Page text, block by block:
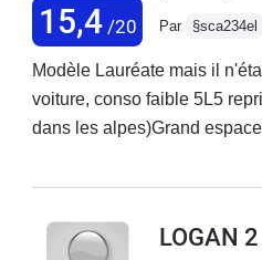
15,4/20 Par §sca234el
Modèle Lauréate mais il
voiture, conso faible 5L5
dans les alpes)Grand
direction précise, même sur
accoudoir. Design sympa.
LOGAN